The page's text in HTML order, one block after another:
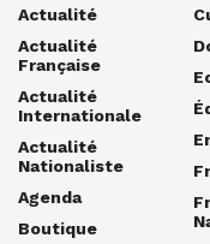
Actualité
Actualité
Française
Actualité
Internationale
Actualité
Nationaliste
Agenda
Boutique